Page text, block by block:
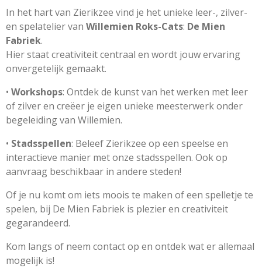
In het hart van Zierikzee vind je het unieke leer-, zilver-
en spelatelier van Willemien Roks-Cats: De Mien
Fabriek.
Hier staat creativiteit centraal en wordt jouw ervaring
onvergetelijk gemaakt.
• Workshops: Ontdek de kunst van het werken met leer
of zilver en creëer je eigen unieke meesterwerk onder
begeleiding van Willemien.
• Stadsspellen: Beleef Zierikzee op een speelse en
interactieve manier met onze stadsspellen. Ook op
aanvraag beschikbaar in andere steden!
Of je nu komt om iets moois te maken of een spelletje te
spelen, bij De Mien Fabriek is plezier en creativiteit
gegarandeerd.
Kom langs of neem contact op en ontdek wat er allemaal
mogelijk is!